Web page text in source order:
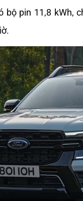
bộ pin 11,8 kWh,